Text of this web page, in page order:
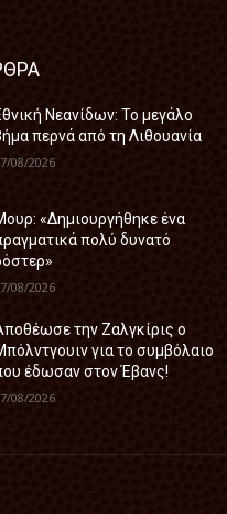
Νεανίδων: Το μεγάλο
περνά από τη Λιθουανία
08/2026
«Δημιουργήθηκε ένα
πολύ δυνατό
08/2026
την Ζαλγκίρις ο
για το συμβόλαιο
έδωσαν στον Έβανς!
08/2026